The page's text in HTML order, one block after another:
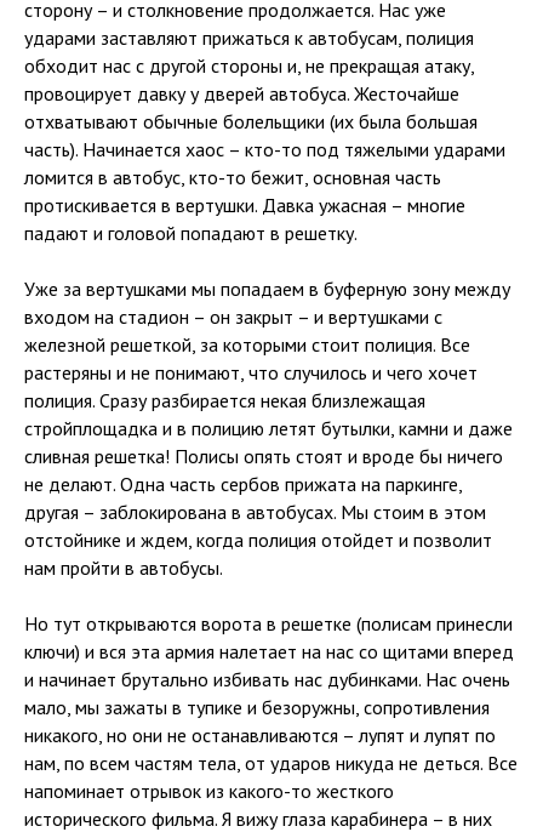
сторону – и столкновение продолжается. Нас уже
ударами заставляют прижаться к автобусам, полиция
обходит нас с другой стороны и, не прекращая атаку,
провоцирует давку у дверей автобуса. Жесточайше
отхватывают обычные болельщики (их была большая
часть). Начинается хаос – кто-то под тяжелыми ударами
ломится в автобус, кто-то бежит, основная часть
протискивается в вертушки. Давка ужасная – многие
падают и головой попадают в решетку.
Уже за вертушками мы попадаем в буферную зону между
входом на стадион – он закрыт – и вертушками с
железной решеткой, за которыми стоит полиция. Все
растеряны и не понимают, что случилось и чего хочет
полиция. Сразу разбирается некая близлежащая
стройплощадка и в полицию летят бутылки, камни и даже
сливная решетка! Полисы опять стоят и вроде бы ничего
не делают. Одна часть сербов прижата на паркинге,
другая – заблокирована в автобусах. Мы стоим в этом
отстойнике и ждем, когда полиция отойдет и позволит
нам пройти в автобусы.
Но тут открываются ворота в решетке (полисам принесли
ключи) и вся эта армия налетает на нас со щитами вперед
и начинает брутально избивать нас дубинками. Нас очень
мало, мы зажаты в тупике и безоружны, сопротивления
никакого, но они не останавливаются – лупят и лупят по
нам, по всем частям тела, от ударов никуда не деться. Все
напоминает отрывок из какого-то жесткого
исторического фильма. Я вижу глаза карабинера – в них